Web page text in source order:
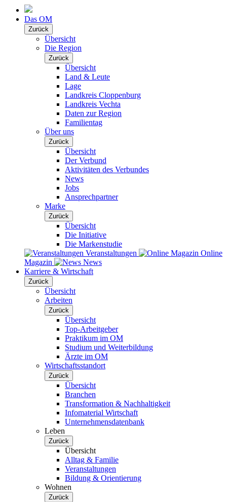
Das OM
Zurück
Übersicht
Die Region
Zurück
Übersicht
Land & Leute
Lage
Landkreis Cloppenburg
Landkreis Vechta
Daten zur Region
Familientag
Über uns
Zurück
Übersicht
Der Verbund
Aktivitäten des Verbundes
News
Jobs
Ansprechpartner
Marke
Zurück
Übersicht
Die Initiative
Die Markenstudie
Veranstaltungen
Online
Magazin
News
Karriere & Wirtschaft
Zurück
Übersicht
Arbeiten
Zurück
Übersicht
Top-Arbeitgeber
Praktikum im OM
Studium und Weiterbildung
Ärzte im OM
Wirtschaftsstandort
Zurück
Übersicht
Branchen
Transformation & Nachhaltigkeit
Infomaterial Wirtschaft
Unternehmensdatenbank
Leben
Zurück
Übersicht
Alltag & Familie
Veranstaltungen
Bildung & Orientierung
Wohnen
Zurück